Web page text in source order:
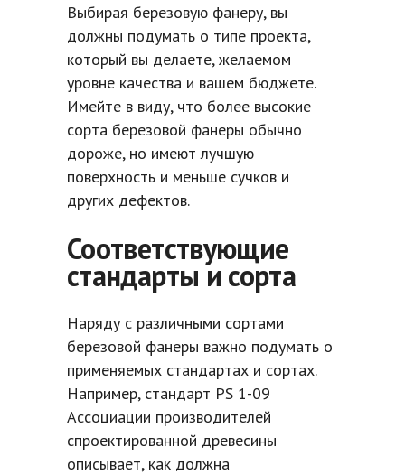
Выбирая березовую фанеру, вы
должны подумать о типе проекта,
который вы делаете, желаемом
уровне качества и вашем бюджете.
Имейте в виду, что более высокие
сорта березовой фанеры обычно
дороже, но имеют лучшую
поверхность и меньше сучков и
других дефектов.
Соответствующие
стандарты и сорта
Наряду с различными сортами
березовой фанеры важно подумать о
применяемых стандартах и ​​сортах.
Например, стандарт PS 1-09
Ассоциации производителей
спроектированной древесины
описывает, как должна